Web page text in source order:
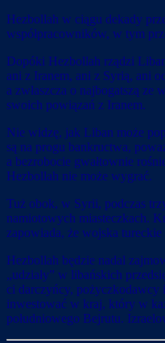
Hezbollah w ciągu dekady
współpracowników, w tym
Dopóki Hezbollah rządzi
ani z Iranem, ani z Syrią, ani
a zwłaszcza o najbogatszą
swoich powiązań z Iranem.
Nie widzę, jak Liban może
są na progu bankructwa,
a bezrobocie gwałtownie
Hezbollah nie może wygrać.
Tuż obok, w Syrii, podczas
namiotowych miasteczkach.
zapowiada, że wojska
Hezbollah będzie nadal
„udziały” w libańskich
ci darczyńcy, pożyczkodawcy
inwestować w kraj, który w
południowego Bejrutu.